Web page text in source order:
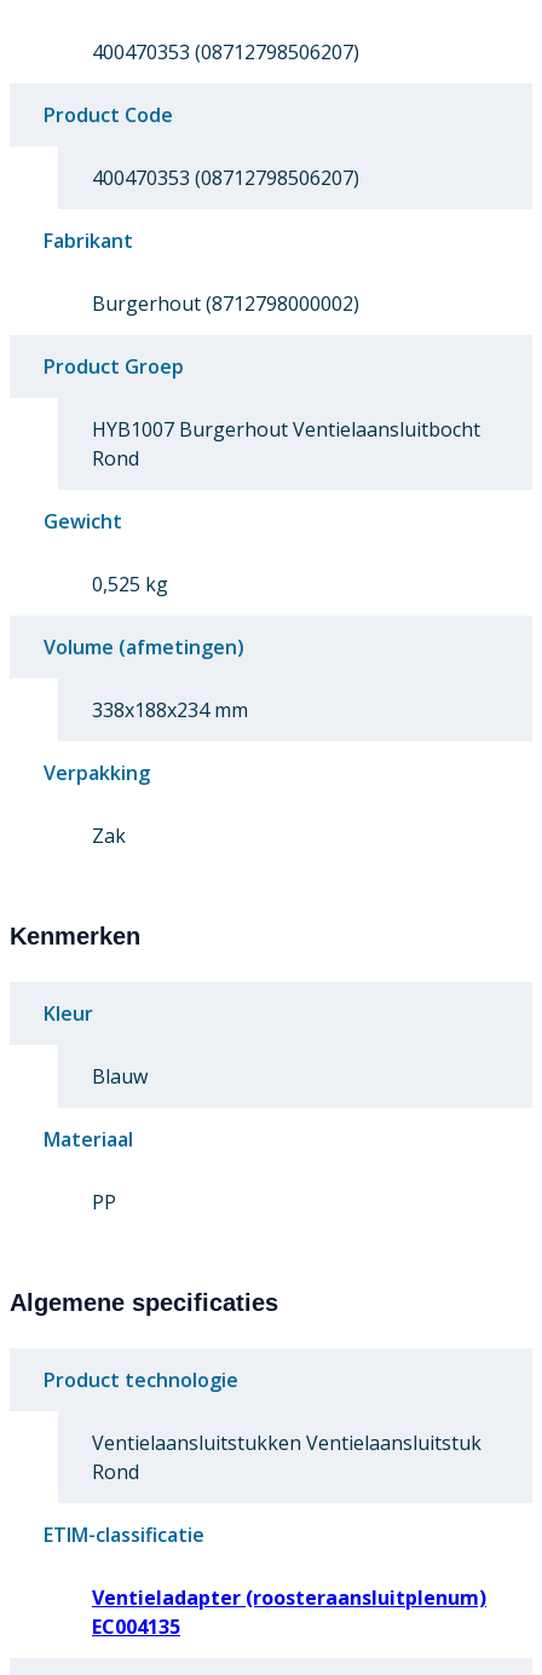
400470353 (08712798506207)
Product Code
400470353 (08712798506207)
Fabrikant
Burgerhout (8712798000002)
Product Groep
HYB1007 Burgerhout Ventielaansluitbocht
Rond
Gewicht
0,525 kg
Volume (afmetingen)
338x188x234 mm
Verpakking
Zak
Kenmerken
Kleur
Blauw
Materiaal
PP
Algemene specificaties
Product technologie
Ventielaansluitstukken Ventielaansluitstuk
Rond
ETIM-classificatie
Ventieladapter (roosteraansluitplenum)
EC004135